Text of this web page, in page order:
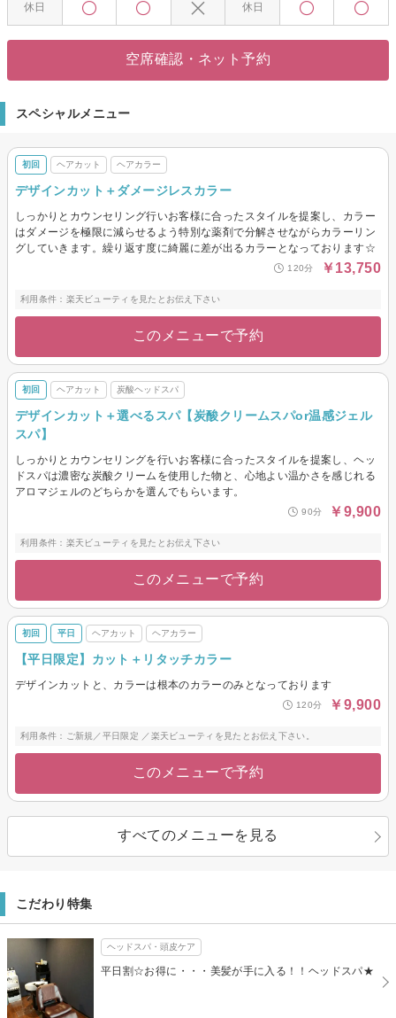
休日 休日
空席確認・ネット予約
スペシャルメニュー
初回 ヘアカット ヘアカラー
デザインカット＋ダメージレスカラー
しっかりとカウンセリング行いお客様に合ったスタイルを提案し、カラー
はダメージを極限に減らせるよう特別な薬剤で分解させながらカラーリン
グしていきます。繰り返す度に綺麗に差が出るカラーとなっております☆
120分 ￥13,750
利用条件：楽天ビューティを見たとお伝え下さい
このメニューで予約
初回 ヘアカット 炭酸ヘッドスパ
デザインカット＋選べるスパ【炭酸クリームスパor温感ジェル
スパ】
しっかりとカウンセリングを行いお客様に合ったスタイルを提案し、ヘッ
ドスパは濃密な炭酸クリームを使用した物と、心地よい温かさを感じれる
アロマジェルのどちらかを選んでもらいます。
90分 ￥9,900
利用条件：楽天ビューティを見たとお伝え下さい
このメニューで予約
初回 平日 ヘアカット ヘアカラー
【平日限定】カット＋リタッチカラー
デザインカットと、カラーは根本のカラーのみとなっております
120分 ￥9,900
利用条件：ご新規／平日限定 ／楽天ビューティを見たとお伝え下さい。
このメニューで予約
すべてのメニューを見る
こだわり特集
ヘッドスパ・頭皮ケア
平日割☆お得に・・・美髪が手に入る！！ヘッドスパ★